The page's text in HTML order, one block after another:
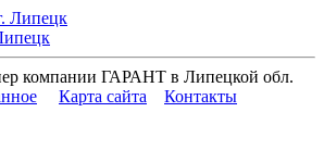
компании ГАРАНТ в Липецкой обл.
Карта сайта
Контакты